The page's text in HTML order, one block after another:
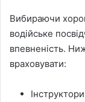
Вибираючи
водійське
впевненість.
враховувати: